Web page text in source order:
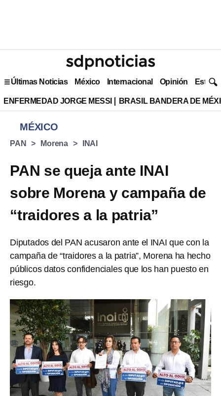
Últimas Noticias México Internacional Opinión Estilo
ENFERMEDAD JORGE MESSI BRASIL BANDERA DE
MÉXICO
PAN Morena INAI
PAN se queja ante INAI
sobre Morena y campaña de
“traidores a la patria”
Diputados del PAN acusaron ante el INAI que con la
campaña de “traidores a la patria”, Morena ha hecho
públicos datos confidenciales que los han puesto en
riesgo.